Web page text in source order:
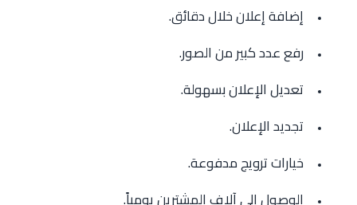
إضافة إعلان خلال دقائق.
رفع عدد كبير من الصور.
تعديل الإعلان بسهولة.
تجديد الإعلان.
خيارات ترويج مدفوعة.
الوصول إلى آلاف المشترين يومياً.